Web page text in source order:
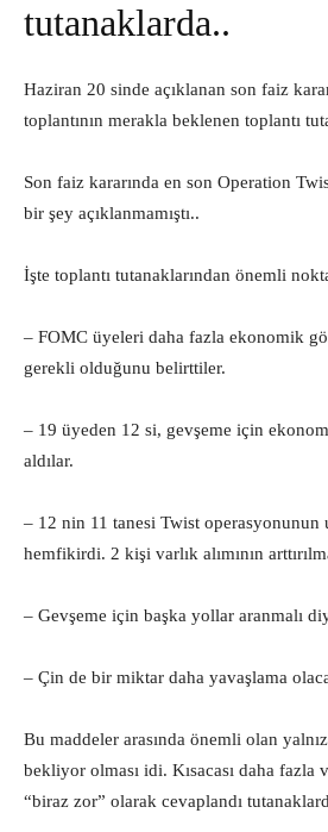
tutanaklarda..
Haziran 20 sinde açıklanan son faiz
toplantının merakla beklenen toplantı
Son faiz kararında en son Operation
bir şey açıklanmamıştı..
İşte toplantı tutanaklarından önemli
– FOMC üyeleri daha fazla ekonomik
gerekli olduğunu belirttiler.
– 19 üyeden 12 si, gevşeme için
aldılar.
– 12 nin 11 tanesi Twist operasyonunun
hemfikirdi. 2 kişi varlık alımının
– Gevşeme için başka yollar aranmalı
– Çin de bir miktar daha yavaşlama
Bu maddeler arasında önemli olan
bekliyor olması idi. Kısacası daha fazla
“biraz zor” olarak cevaplandı